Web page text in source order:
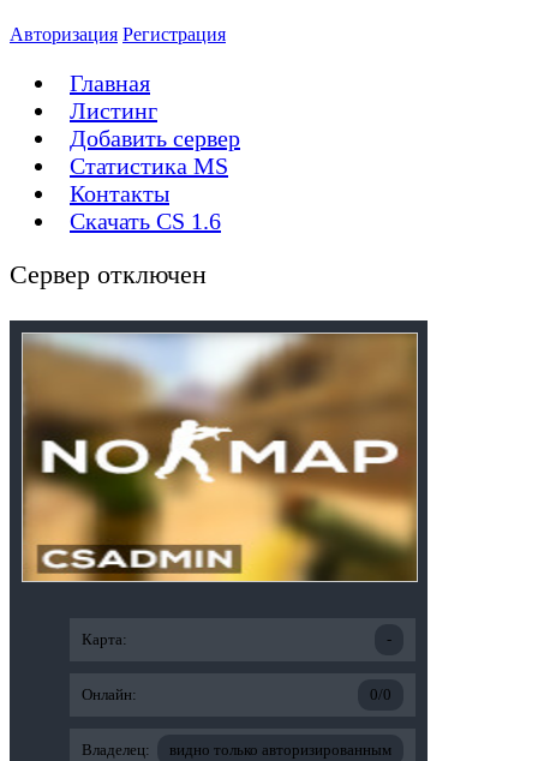
Авторизация Регистрация
Главная
Листинг
Добавить сервер
Статистика MS
Контакты
Скачать CS 1.6
Сервер отключен
Карта: -
Онлайн: 0/0
Владелец: видно только авторизированным